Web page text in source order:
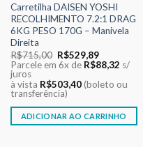
Carretilha DAISEN YOSHI
RECOLHIMENTO 7.2:1 DRAG
6KG PESO 170G – Manivela
Direita
R$715,00 O
preço
era:
R$715,00.
R$529,89O
preço
atual
é:
R$529,89.
Parcele em 6x de R$88,32 s/
juros
à vista R$503,40 (boleto ou
transferência)
ADICIONAR AO CARRINHO